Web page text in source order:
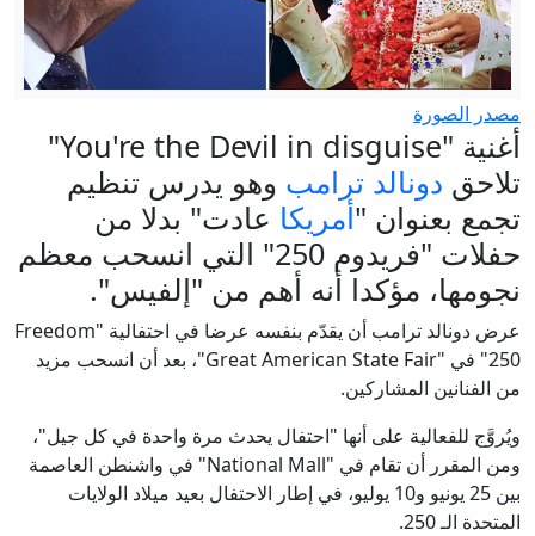
10 تريليونات دولار.. كيف أصبحت الجريمة
الرقمية ثالث أكبر اقتصاد بالعالم؟
ترامب كان على متن "مارين وان" أثناء
حادثة سلامة جوية.. ما القصة؟
مصدر الصورة
أغنية "You're the Devil in disguise"
تلاحق دونالد ترامب وهو يدرس تنظيم
تجمع بعنوان "أمريكا عادت" بدلا من
حفلات "فريدوم 250" التي انسحب معظم
نجومها، مؤكدا أنه أهم من "إلفيس".
عرض دونالد ترامب أن يقدّم بنفسه عرضا في احتفالية "Freedom
250" في "Great American State Fair"، بعد أن انسحب مزيد
من الفنانين المشاركين.
ويُروَّج للفعالية على أنها "احتفال يحدث مرة واحدة في كل جيل"،
ومن المقرر أن تقام في "National Mall" في واشنطن العاصمة
بين 25 يونيو و10 يوليو، في إطار الاحتفال بعيد ميلاد الولايات
المتحدة الـ 250.